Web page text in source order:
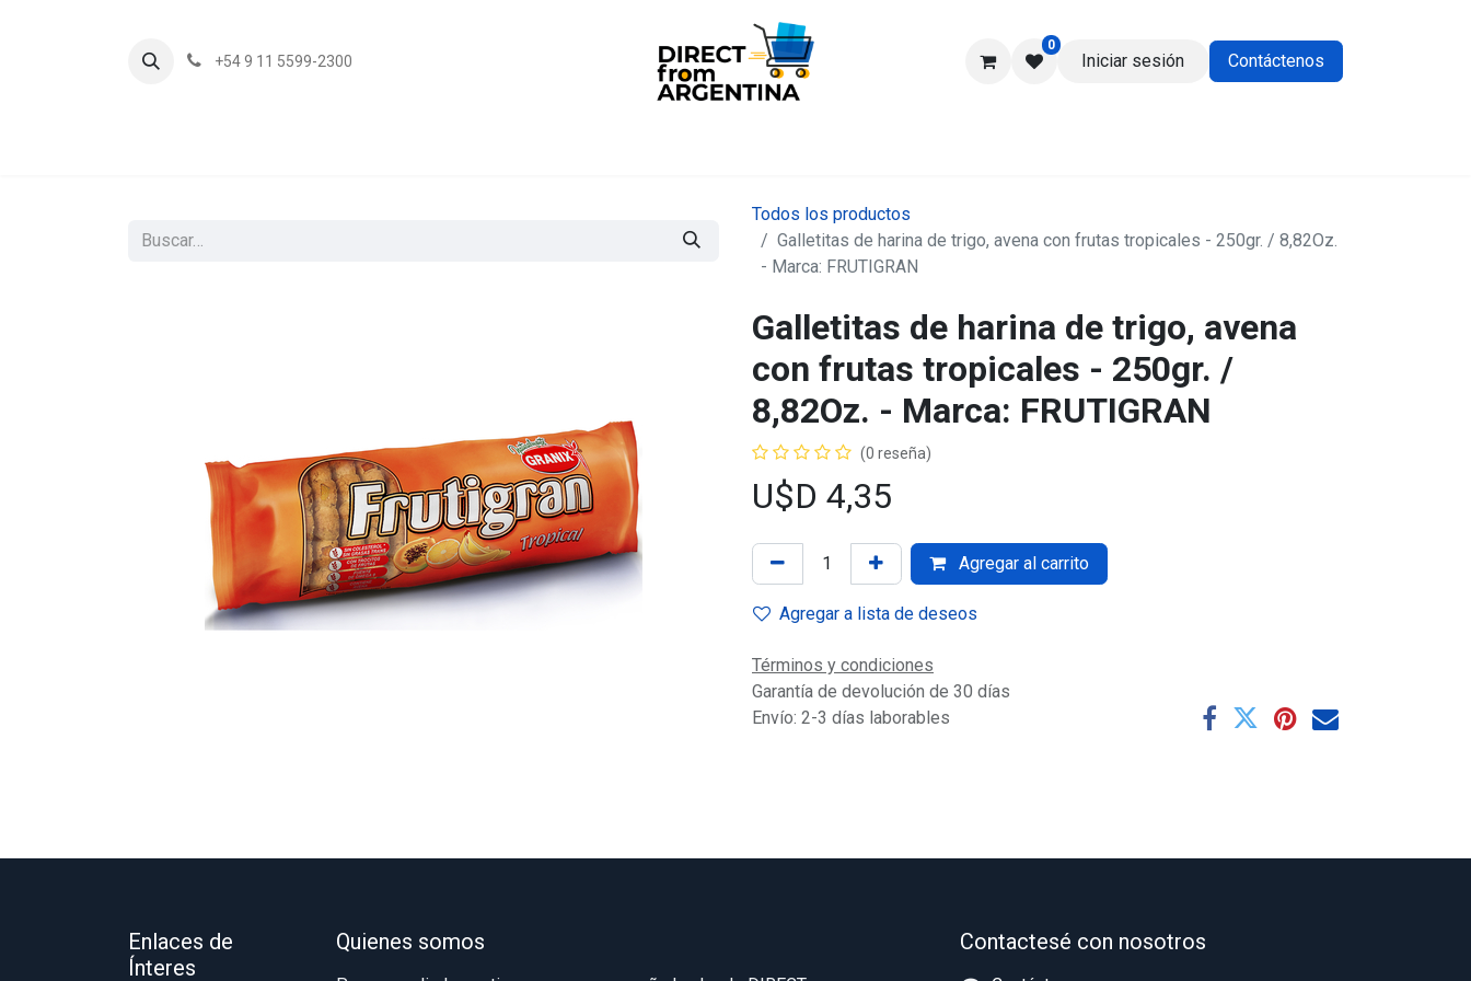
+54 9 11 5599-2300
0
Iniciar sesión Contáctenos
Todos los productos
Galletitas de harina de trigo, avena con frutas tropicales - 250gr. / 8,82Oz.
- Marca: FRUTIGRAN
Galletitas de harina de trigo, avena
con frutas tropicales - 250gr. /
8,82Oz. - Marca: FRUTIGRAN
(0 reseña)
U$D 4,35
Agregar al carrito
Agregar a lista de deseos
Términos y condiciones
Garantía de devolución de 30 días
Envío: 2-3 días laborables
Enlaces de
Ínteres
Quienes somos Contactesé con nosotros